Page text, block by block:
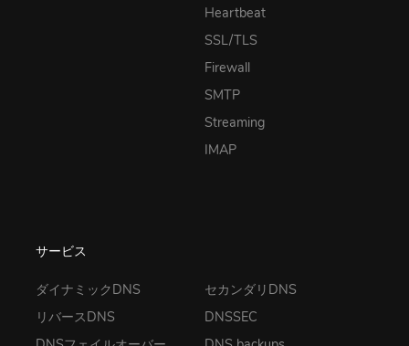
Heartbeat
SSL/TLS
Firewall
SMTP
Streaming
IMAP
サービス
ダイナミックDNS
リバースDNS
セカンダリDNS
DNSSEC